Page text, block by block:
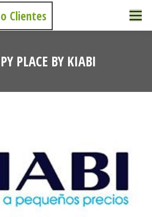
Clientes
PLACE BY KIABI